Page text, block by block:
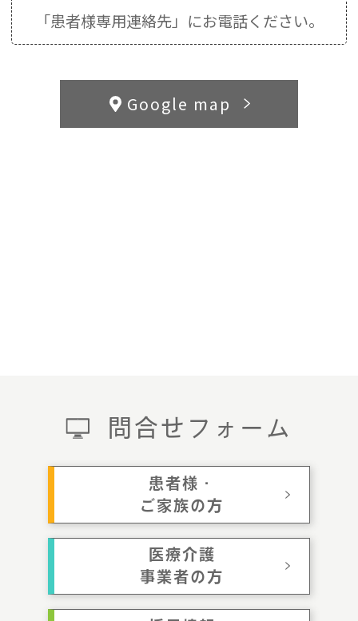
「患者様専用連絡先」にお電話ください。
問合せフォーム
患者様・
ご家族の方
医療介護
事業者の方
Google map